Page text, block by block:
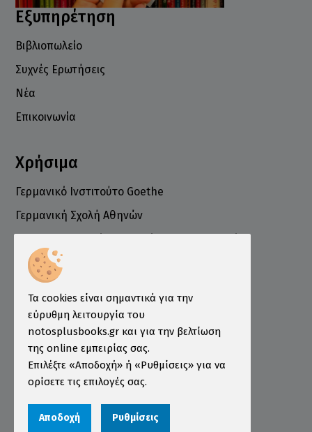
Εξυπηρέτηση
Βιβλιοπωλείο
Συχνές Ερωτήσεις
Νέα
Επικοινωνία
Χρήσιμα
Γερμανικό Ινστιτούτο Goethe
Γερμανική Σχολή Αθηνών
Επιμελητήριο
Ινστιτούτο ÖSD Ελλάδας
Πληροφορίες
Τρόποι Παραγγελίας
Τρόποι Πληρωμής
Τρόποι Αποστολής
Όροι χρήσης
Τα cookies είναι σημαντικά για την
εύρυθμη λειτουργία του
notosplusbooks.gr και για την βελτίωση
της online εμπειρίας σας.
Επιλέξτε «Αποδοχή» ή «Ρυθμίσεις» για να
ορίσετε τις επιλογές σας.
Αποδοχή Ρυθμίσεις